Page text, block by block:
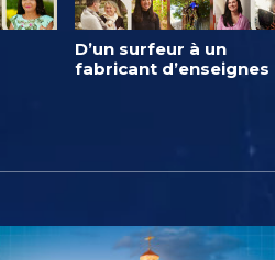
D’un surfeur à un
fabricant d’enseignes